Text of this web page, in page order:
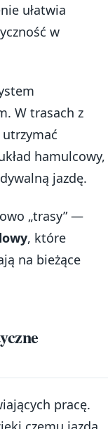
ułatwia
w
W trasach z
hamulcowy,
jazdę.
„trasy” —
, które
na bieżące
pracę.